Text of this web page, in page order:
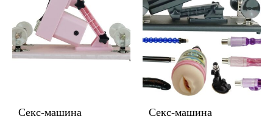
Секс-машина
Секс-машина